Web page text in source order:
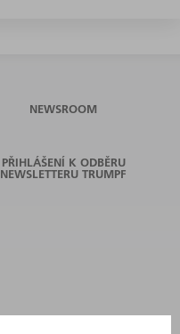
NEWSROOM
PŘIHLÁŠENÍ K ODBĚRU
NEWSLETTERU TRUMPF